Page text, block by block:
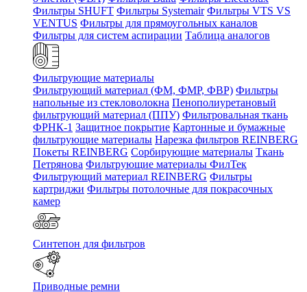
Фильтры SHUFT Фильтры Systemair Фильтры VTS VS
VENTUS Фильтры для прямоугольных каналов
Фильтры для систем аспирации Таблица аналогов
Фильтрующие материалы
Фильтрующий материал (ФМ, ФМР, ФВР) Фильтры
напольные из стекловолокна Пенополиуретановый
фильтрующий материал (ППУ) Фильтровальная ткань
ФРНК-1 Защитное покрытие Картонные и бумажные
фильтрующие материалы Нарезка фильтров REINBERG
Покеты REINBERG Сорбирующие материалы Ткань
Петрянова Фильтрующие материалы ФилТек
Фильтрующий материал REINBERG Фильтры
картриджи Фильтры потолочные для покрасочных
камер
Синтепон для фильтров
Приводные ремни